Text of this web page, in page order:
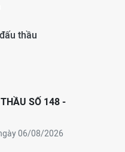
thầu
SỐ 148 -
06/08/2026